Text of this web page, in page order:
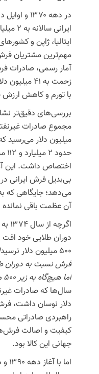
ایتالیا، ژاپن و
مهم‌ترین مشتریان
زحمت به ۴۱
با تورم و کاهش ارزش
اختصاص داشت. این
بی‌بدیل فرش ایرانی
می‌دهد؛ جایگاهی که
آن عظمت باقی
دوران طلایی خود افت
۵۰۰ میلیون دلار نرسید
فرش نسبت به دوران
اما هیچ‌گاه به زیر ۵۰۰ میلیون دلار نرسید
دلار نوسان داشت،
راهبردی صادراتی
کیفیت و اصالت
جهانی این کالا بود.